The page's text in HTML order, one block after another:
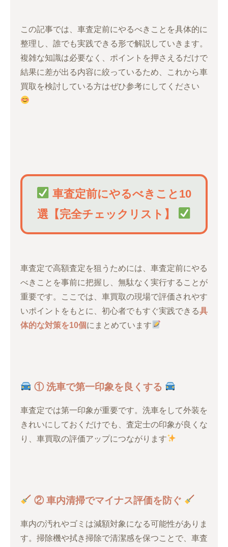
この記事では、車査定前にやるべきことを具体的に
整理し、誰でも実践できる形で解説していきます。
複雑な知識は必要なく、ポイントを押さえるだけで
結果に差が出る内容に絞っているため、これから車
買取を検討している方はぜひ参考にしてください
車査定前にやるべきこと10
選【完全チェックリスト】
車査定で高額査定を狙うためには、車査定前にやる
べきことを事前に把握し、無駄なく実行することが
重要です。ここでは、車買取の現場で評価されやす
いポイントをもとに、初心者でもすぐ実践できる具
体的な対策を10個にまとめています
① 洗車で第一印象を良くする
車査定では第一印象が重要です。洗車をして外装を
きれいにしておくだけでも、査定士の印象が良くな
り、車買取の評価アップにつながります
② 車内清掃でマイナス評価を防ぐ
車内の汚れやゴミは減額対象になる可能性がありま
す。掃除機や拭き掃除で清潔感を保つことで、車査